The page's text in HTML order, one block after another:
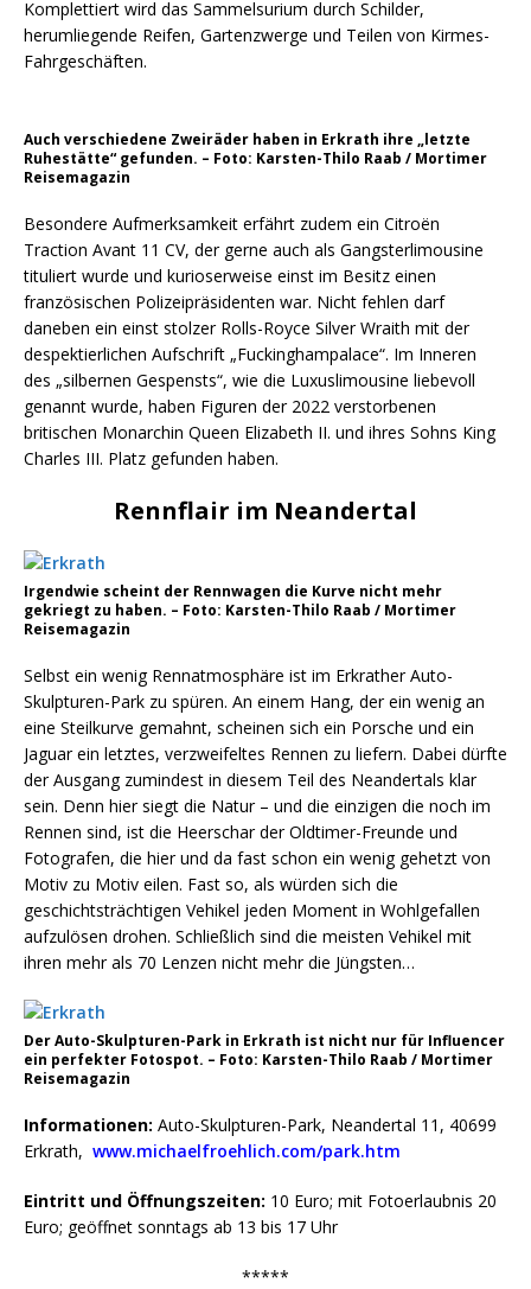
Komplettiert wird das Sammelsurium durch Schilder,
herumliegende Reifen, Gartenzwerge und Teilen von Kirmes-
Fahrgeschäften.
Auch verschiedene Zweiräder haben in Erkrath ihre „letzte
Ruhestätte“ gefunden. – Foto: Karsten-Thilo Raab / Mortimer
Reisemagazin
Besondere Aufmerksamkeit erfährt zudem ein Citroën
Traction Avant 11 CV, der gerne auch als Gangsterlimousine
tituliert wurde und kurioserweise einst im Besitz einen
französischen Polizeipräsidenten war. Nicht fehlen darf
daneben ein einst stolzer Rolls-Royce Silver Wraith mit der
despektierlichen Aufschrift „Fuckinghampalace“. Im Inneren
des „silbernen Gespensts“, wie die Luxuslimousine liebevoll
genannt wurde, haben Figuren der 2022 verstorbenen
britischen Monarchin Queen Elizabeth II. und ihres Sohns King
Charles III. Platz gefunden haben.
Rennflair im Neandertal
Irgendwie scheint der Rennwagen die Kurve nicht mehr
gekriegt zu haben. – Foto: Karsten-Thilo Raab / Mortimer
Reisemagazin
Selbst ein wenig Rennatmosphäre ist im Erkrather Auto-
Skulpturen-Park zu spüren. An einem Hang, der ein wenig an
eine Steilkurve gemahnt, scheinen sich ein Porsche und ein
Jaguar ein letztes, verzweifeltes Rennen zu liefern. Dabei dürfte
der Ausgang zumindest in diesem Teil des Neandertals klar
sein. Denn hier siegt die Natur – und die einzigen die noch im
Rennen sind, ist die Heerschar der Oldtimer-Freunde und
Fotografen, die hier und da fast schon ein wenig gehetzt von
Motiv zu Motiv eilen. Fast so, als würden sich die
geschichtsträchtigen Vehikel jeden Moment in Wohlgefallen
aufzulösen drohen. Schließlich sind die meisten Vehikel mit
ihren mehr als 70 Lenzen nicht mehr die Jüngsten…
Der Auto-Skulpturen-Park in Erkrath ist nicht nur für Influencer
ein perfekter Fotospot. – Foto: Karsten-Thilo Raab / Mortimer
Reisemagazin
Informationen: Auto-Skulpturen-Park, Neandertal 11, 40699
Erkrath, www.michaelfroehlich.com/park.htm
Eintritt und Öffnungszeiten: 10 Euro; mit Fotoerlaubnis 20
Euro; geöffnet sonntags ab 13 bis 17 Uhr
*****